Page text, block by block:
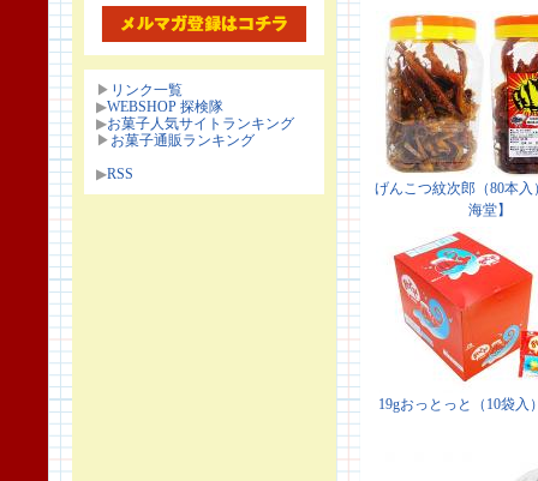
▶ リンク一覧
▶WEBSHOP 探検隊
▶お菓子人気サイトランキング
▶ お菓子通販ランキング
▶RSS